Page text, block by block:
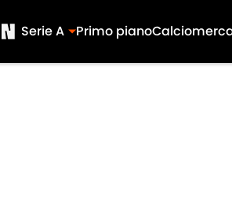
Serie A Primo piano